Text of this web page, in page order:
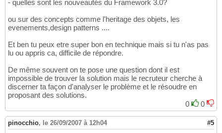
- quelles sont les nouveautés du Framework 3.0?
ou sur des concepts comme l'heritage des objets, les
evenements,design patterns ....
Et ben tu peux etre super bon en technique mais si tu n'as pas
lu ou appris ca, difficile de répondre.
De même souvent on te pose une question dont il est
impossible de trouver la solution mais le recruteur cherche à
discerner ta façon d'analyser le problème et le résoudre en
proposant des solutions.
0
0
pinocchio, le 26/09/2007 à 12h04 #5